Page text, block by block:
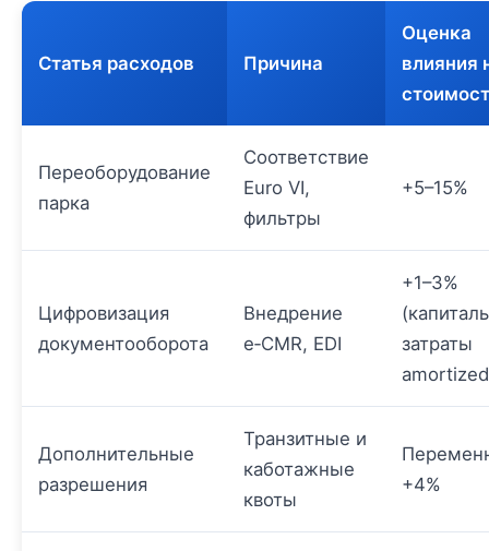
Статья расходов Причина
Оценка
влияния
Переоборудование
парка
Соответствие
Euro VI,
фильтры
+5–15%
Цифровизация
документооборота
Внедрение
e‑CMR, EDI
+1–3%
затраты
Дополнительные
разрешения
Транзитные и
каботажные
квоты
+4%